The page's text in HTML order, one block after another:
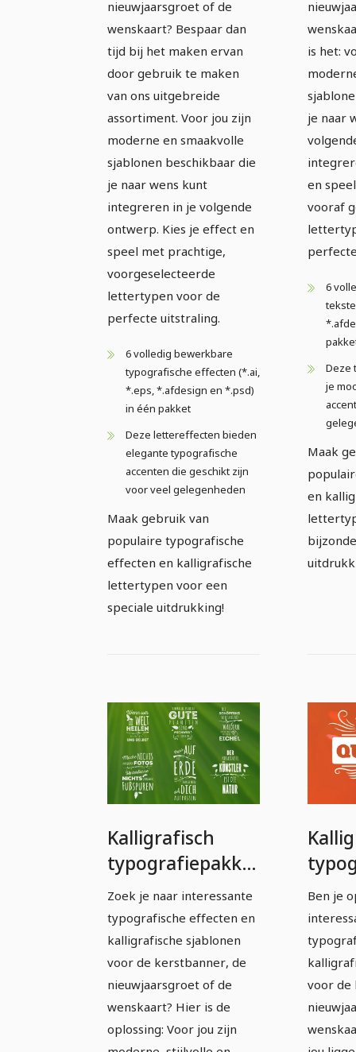
nieuwjaarsgroet of de
wenskaart? Bespaar dan
tijd bij het maken ervan
door gebruik te maken
van ons uitgebreide
assortiment. Voor jou zijn
moderne en smaakvolle
sjablonen beschikbaar die
je naar wens kunt
integreren in je volgende
ontwerp. Kies je effect en
speel met prachtige,
voorgeselecteerde
lettertypen voor de
perfecte uitstraling.
6 volledig bewerkbare
typografische effecten (*.ai,
*.eps, *.afdesign en *.psd)
in één pakket
Deze lettereffecten bieden
elegante typografische
accenten die geschikt zijn
voor veel gelegenheden
Maak gebruik van
populaire typografische
effecten en kalligrafische
lettertypen voor een
speciale uitdrukking!
is het:
je naar
en
vooraf
6
Deze
je
Maak
en
Kalligrafisch
typografiepakket
- volledig
bewerkbare
sjablonen -
Wereld
Zoek je naar interessante
typografische effecten en
kalligrafische sjablonen
voor de kerstbanner, de
nieuwjaarsgroet of de
wenskaart? Hier is de
oplossing: Voor jou zijn
-
Ben je
voor de